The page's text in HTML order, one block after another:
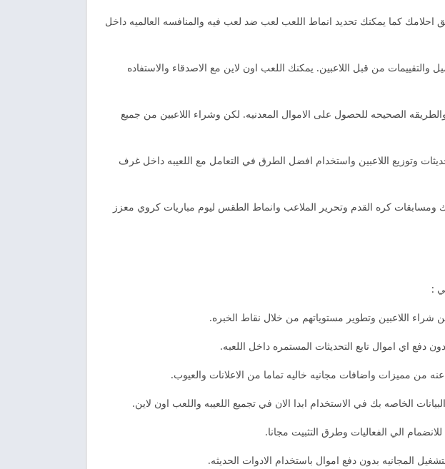
احلامك كما يمكنك تحديد انماط اللعب لعب ضد لعب فيه والمنافسه العالميه داخل
من قبل اللاعبين. يمكنك اللعب اون لاين مع الاصدقاء والاستفاده
الصحيحه للحصول على الاموال المعدنيه. لكن وشراء اللاعبين من جميع
وتوزيع اللاعبين واستخدام افضل الطرق في التعامل مع اللعيبه داخل غرف
ومسابقات كره القدم وتحرير الملاعب وانماط الطقس ليوم مباريات كروي معزز
:
شراء اللاعبين وتطوير مستوياتهم من خلال نقاط الخبره.
دفع اي اموال تابع التحديثات المستمره داخل اللعبه.
من مميزات واضافات مجانيه خاليه تماما من الاعلانات والعيوب.
الي الفعاليات وطرق التثبيت مجانا.
المجانيه بدون دفع اموال باستخدام الادوات الحديثه.